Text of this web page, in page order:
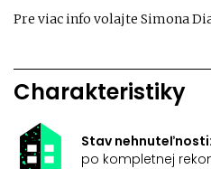
Pre viac info volajte Simona
Charakteristiky
Stav nehnuteľnosti:
po kompletnej